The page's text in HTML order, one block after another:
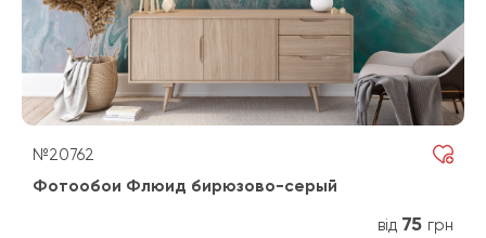
№20762
Фотообои Флюид бирюзово-серый
від 75 грн